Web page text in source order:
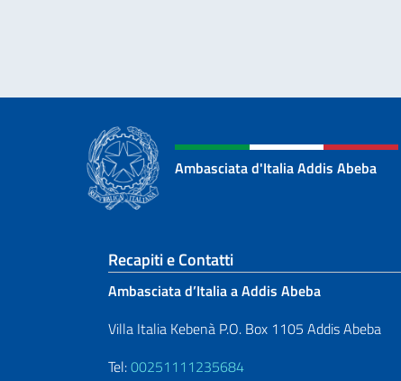
Ambasciata d'Italia Addis Abeba
Sezione footer
Recapiti e Contatti
Ambasciata d’Italia a Addis Abeba
Villa Italia Kebenà P.O. Box 1105 Addis Abeba
Tel:00251111235684